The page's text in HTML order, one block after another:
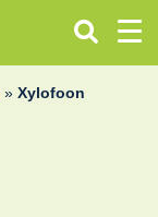
»Xylofoon